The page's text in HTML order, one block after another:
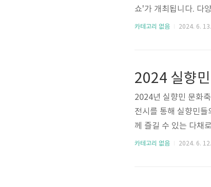
쇼'가 개최됩니다. 다
합니다. 아래 링크 남
카테고리 없음 2024. 6.
2024 실향
2024년 실향민 문화
전시를 통해 실향민
께 즐길 수 있는 다채
위해 링크 남겨 드릴
카테고리 없음 2024. 6.